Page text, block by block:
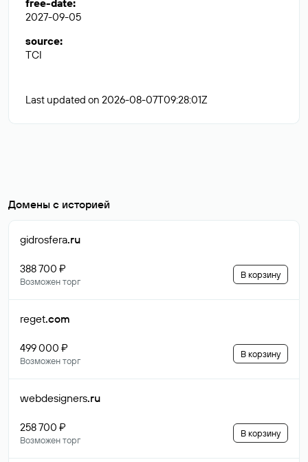
free-date:
2027-09-05
source:
TCI
Last updated on 2026-08-07T09:28:01Z
Домены с историей
gidrosfera.ru
388 700 ₽
Возможен торг
В корзину
reget.com
499 000 ₽
Возможен торг
В корзину
webdesigners.ru
258 700 ₽
Возможен торг
В корзину